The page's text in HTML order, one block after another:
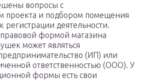
вопросы с
проекта и подбором помещения
регистрации деятельности.
формой магазина
может являться
(ИП) или
ответственностью (ООО). У
формы есть свои